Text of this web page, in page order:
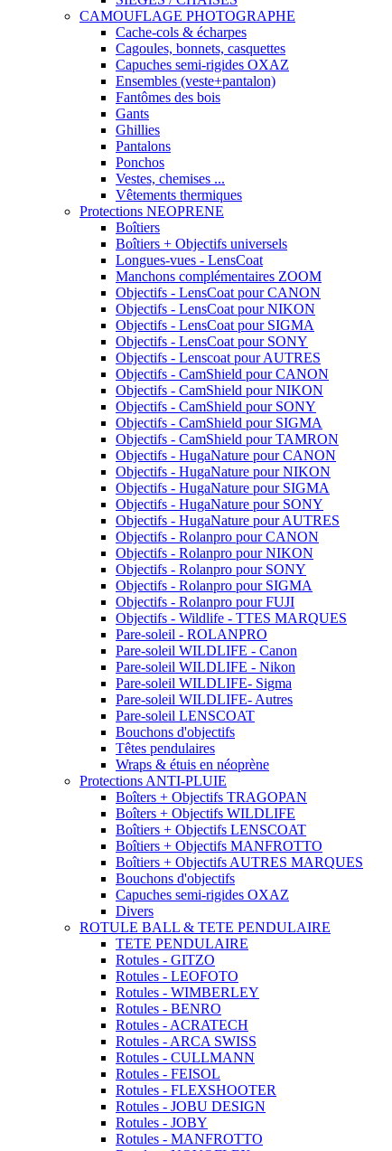
CAMOUFLAGE PHOTOGRAPHE
Cache-cols & écharpes
Cagoules, bonnets, casquettes
Capuches semi-rigides OXAZ
Ensembles (veste+pantalon)
Fantômes des bois
Gants
Ghillies
Pantalons
Ponchos
Vestes, chemises ...
Vêtements thermiques
Protections NEOPRENE
Boîtiers
Boîtiers + Objectifs universels
Longues-vues - LensCoat
Manchons complémentaires ZOOM
Objectifs - LensCoat pour CANON
Objectifs - LensCoat pour NIKON
Objectifs - LensCoat pour SIGMA
Objectifs - LensCoat pour SONY
Objectifs - Lenscoat pour AUTRES
Objectifs - CamShield pour CANON
Objectifs - CamShield pour NIKON
Objectifs - CamShield pour SONY
Objectifs - CamShield pour SIGMA
Objectifs - CamShield pour TAMRON
Objectifs - HugaNature pour CANON
Objectifs - HugaNature pour NIKON
Objectifs - HugaNature pour SIGMA
Objectifs - HugaNature pour SONY
Objectifs - HugaNature pour AUTRES
Objectifs - Rolanpro pour CANON
Objectifs - Rolanpro pour NIKON
Objectifs - Rolanpro pour SONY
Objectifs - Rolanpro pour SIGMA
Objectifs - Rolanpro pour FUJI
Objectifs - Wildlife - TTES MARQUES
Pare-soleil - ROLANPRO
Pare-soleil WILDLIFE - Canon
Pare-soleil WILDLIFE - Nikon
Pare-soleil WILDLIFE- Sigma
Pare-soleil WILDLIFE- Autres
Pare-soleil LENSCOAT
Bouchons d'objectifs
Têtes pendulaires
Wraps & étuis en néoprène
Protections ANTI-PLUIE
Boîters + Objectifs TRAGOPAN
Boîters + Objectifs WILDLIFE
Boîtiers + Objectifs LENSCOAT
Boîtiers + Objectifs MANFROTTO
Boîtiers + Objectifs AUTRES MARQUES
Bouchons d'objectifs
Capuches semi-rigides OXAZ
Divers
ROTULE BALL & TETE PENDULAIRE
TETE PENDULAIRE
Rotules - GITZO
Rotules - LEOFOTO
Rotules - WIMBERLEY
Rotules - BENRO
Rotules - ACRATECH
Rotules - ARCA SWISS
Rotules - CULLMANN
Rotules - FEISOL
Rotules - FLEXSHOOTER
Rotules - JOBU DESIGN
Rotules - JOBY
Rotules - MANFROTTO